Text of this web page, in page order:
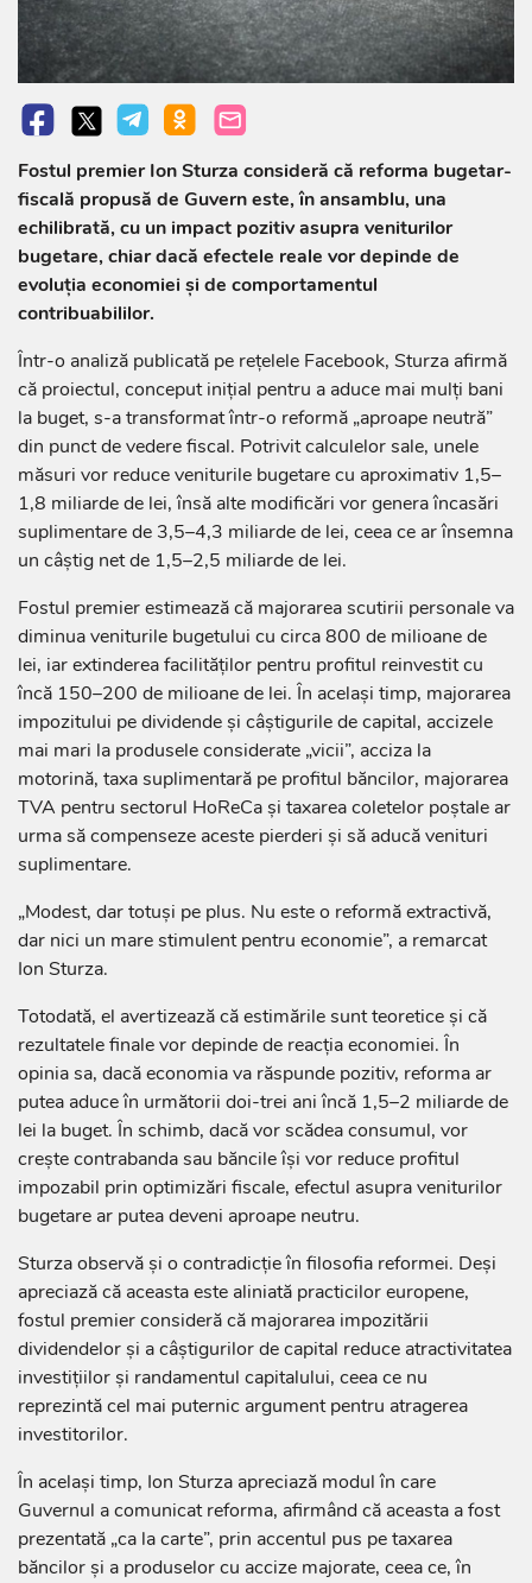
Fostul premier Ion Sturza consideră că reforma bugetar-
fiscală propusă de Guvern este, în ansamblu, una
echilibrată, cu un impact pozitiv asupra veniturilor
bugetare, chiar dacă efectele reale vor depinde de
evoluția economiei și de comportamentul
contribuabililor.
Într-o analiză publicată pe rețelele Facebook, Sturza afirmă
că proiectul, conceput inițial pentru a aduce mai mulți bani
la buget, s-a transformat într-o reformă „aproape neutră”
din punct de vedere fiscal. Potrivit calculelor sale, unele
măsuri vor reduce veniturile bugetare cu aproximativ 1,5–
1,8 miliarde de lei, însă alte modificări vor genera încasări
suplimentare de 3,5–4,3 miliarde de lei, ceea ce ar însemna
un câștig net de 1,5–2,5 miliarde de lei.
Fostul premier estimează că majorarea scutirii personale va
diminua veniturile bugetului cu circa 800 de milioane de
lei, iar extinderea facilităților pentru profitul reinvestit cu
încă 150–200 de milioane de lei. În același timp, majorarea
impozitului pe dividende și câștigurile de capital, accizele
mai mari la produsele considerate „vicii”, acciza la
motorină, taxa suplimentară pe profitul băncilor, majorarea
TVA pentru sectorul HoReCa și taxarea coletelor poștale ar
urma să compenseze aceste pierderi și să aducă venituri
suplimentare.
„Modest, dar totuși pe plus. Nu este o reformă extractivă,
dar nici un mare stimulent pentru economie”, a remarcat
Ion Sturza.
Totodată, el avertizează că estimările sunt teoretice și că
rezultatele finale vor depinde de reacția economiei. În
opinia sa, dacă economia va răspunde pozitiv, reforma ar
putea aduce în următorii doi-trei ani încă 1,5–2 miliarde de
lei la buget. În schimb, dacă vor scădea consumul, vor
crește contrabanda sau băncile își vor reduce profitul
impozabil prin optimizări fiscale, efectul asupra veniturilor
bugetare ar putea deveni aproape neutru.
Sturza observă și o contradicție în filosofia reformei. Deși
apreciază că aceasta este aliniată practicilor europene,
fostul premier consideră că majorarea impozitării
dividendelor și a câștigurilor de capital reduce atractivitatea
investițiilor și randamentul capitalului, ceea ce nu
reprezintă cel mai puternic argument pentru atragerea
investitorilor.
În același timp, Ion Sturza apreciază modul în care
Guvernul a comunicat reforma, afirmând că aceasta a fost
prezentată „ca la carte”, prin accentul pus pe taxarea
băncilor și a produselor cu accize majorate, ceea ce, în